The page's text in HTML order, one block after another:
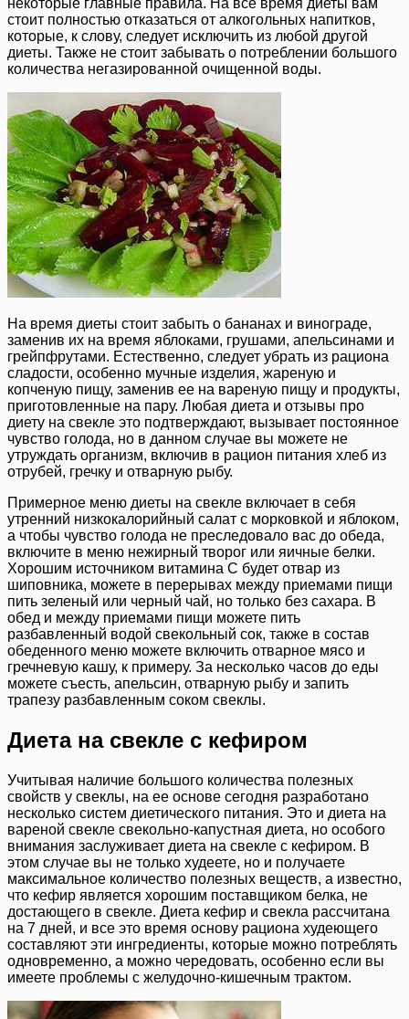
некоторые главные правила. На все время диеты вам
стоит полностью отказаться от алкогольных напитков,
которые, к слову, следует исключить из любой другой
диеты. Также не стоит забывать о потреблении большого
количества негазированной очищенной воды.
На время диеты стоит забыть о бананах и винограде,
заменив их на время яблоками, грушами, апельсинами и
грейпфрутами. Естественно, следует убрать из рациона
сладости, особенно мучные изделия, жареную и
копченую пищу, заменив ее на вареную пищу и продукты,
приготовленные на пару. Любая диета и отзывы про
диету на свекле это подтверждают, вызывает постоянное
чувство голода, но в данном случае вы можете не
утруждать организм, включив в рацион питания хлеб из
отрубей, гречку и отварную рыбу.
Примерное меню диеты на свекле включает в себя
утренний низкокалорийный салат с морковкой и яблоком,
а чтобы чувство голода не преследовало вас до обеда,
включите в меню нежирный творог или яичные белки.
Хорошим источником витамина C будет отвар из
шиповника, можете в перерывах между приемами пищи
пить зеленый или черный чай, но только без сахара. В
обед и между приемами пищи можете пить
разбавленный водой свекольный сок, также в состав
обеденного меню можете включить отварное мясо и
гречневую кашу, к примеру. За несколько часов до еды
можете съесть, апельсин, отварную рыбу и запить
трапезу разбавленным соком свеклы.
Диета на свекле с кефиром
Учитывая наличие большого количества полезных
свойств у свеклы, на ее основе сегодня разработано
несколько систем диетического питания. Это и диета на
вареной свекле свекольно-капустная диета, но особого
внимания заслуживает диета на свекле с кефиром. В
этом случае вы не только худеете, но и получаете
максимальное количество полезных веществ, а известно,
что кефир является хорошим поставщиком белка, не
достающего в свекле. Диета кефир и свекла рассчитана
на 7 дней, и все это время основу рациона худеющего
составляют эти ингредиенты, которые можно потреблять
одновременно, а можно чередовать, особенно если вы
имеете проблемы с желудочно-кишечным трактом.